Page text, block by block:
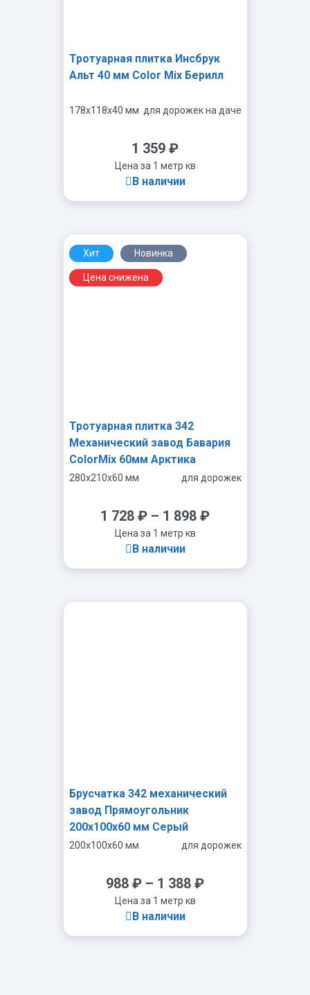
Тротуарная плитка Инсбрук
Альт 40 мм Color Mix Берилл
178x118x40 мм для дорожек на даче
1 359 ₽
Цена за 1 метр кв
В наличии
-
Хит Новинка
Цена снижена
Тротуарная плитка 342
Механический завод Бавария
ColorMix 60мм Арктика
280x210x60 мм для дорожек
1 728 ₽ – 1 898 ₽
Цена за 1 метр кв
В наличии
Брусчатка 342 механический
завод Прямоугольник
200х100х60 мм Серый
200x100x60 мм для дорожек
988 ₽ – 1 388 ₽
Цена за 1 метр кв
В наличии